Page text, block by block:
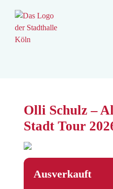
Olli Schulz –
Stadt Tour
Ausverkauft